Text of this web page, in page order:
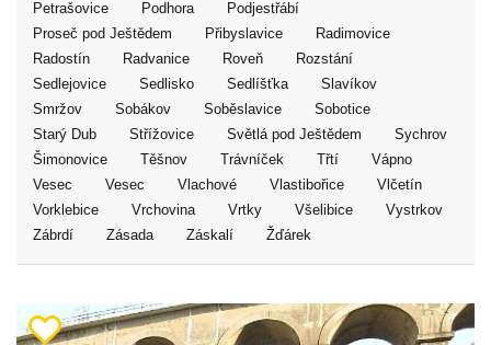
Petrašovice
Podhora
Podjestřábí
Proseč pod Ještědem
Přibyslavice
Radimovice
Radostín
Radvanice Roveň
Rozstání
Sedlejovice
Sedlisko Sedlíšťka
Slavíkov
Smržov
Sobákov Soběslavice
Sobotice
Starý Dub
Střížovice Světlá pod Ještědem
Sychrov
Šimonovice
Těšnov Trávníček Třtí
Vápno
Vesec
Vesec Vlachové Vlastibořice
Vlčetín
Vorklebice
Vrchovina Vrtky Všelibice
Vystrkov
Zábrdí
Zásada Záskalí Žďárek